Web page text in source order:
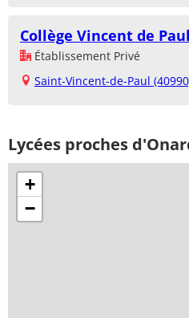
Collège Vincent de Paul
Établissement Privé
Saint-Vincent-de-Paul
Lycées proches
+
−